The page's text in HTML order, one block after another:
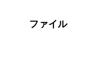
ファイル